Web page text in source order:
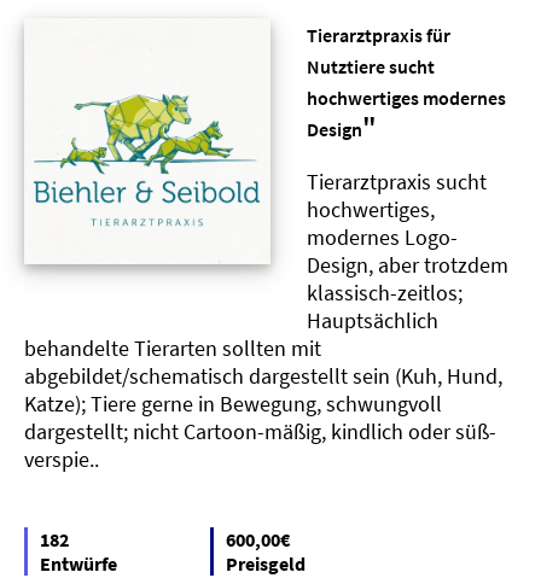
Tierarztpraxis für
Nutztiere sucht
hochwertiges modernes
Design"
Tierarztpraxis sucht
hochwertiges,
modernes Logo-
Design, aber trotzdem
klassisch-zeitlos;
Hauptsächlich
behandelte Tierarten sollten mit
abgebildet/schematisch dargestellt sein (Kuh, Hund,
Katze); Tiere gerne in Bewegung, schwungvoll
dargestellt; nicht Cartoon-mäßig, kindlich oder süß-
verspie..
182
Entwürfe
600,00€
Preisgeld